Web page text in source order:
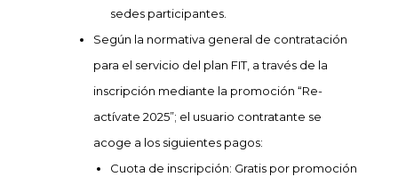
sedes participantes.
Según la normativa general de contratación
para el servicio del plan FIT, a través de la
inscripción mediante la promoción “Re-
actívate 2025”; el usuario contratante se
acoge a los siguientes pagos:
Cuota de inscripción: Gratis por promoción